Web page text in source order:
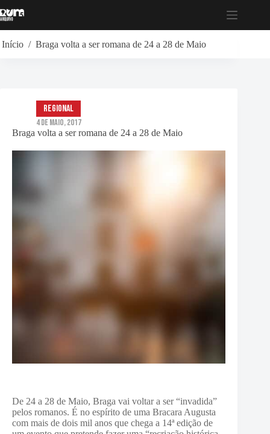
para
Início / Braga volta a ser romana de 24 a 28 de Maio
Braga volta a ser romana de 24 a 28 de Maio
Regional
4 de Maio, 2017
De 24 a 28 de Maio, Braga vai voltar a ser “invadida”
pelos romanos. É no espírito de uma Bracara Augusta
com mais de dois mil anos que chega a 14ª edição de